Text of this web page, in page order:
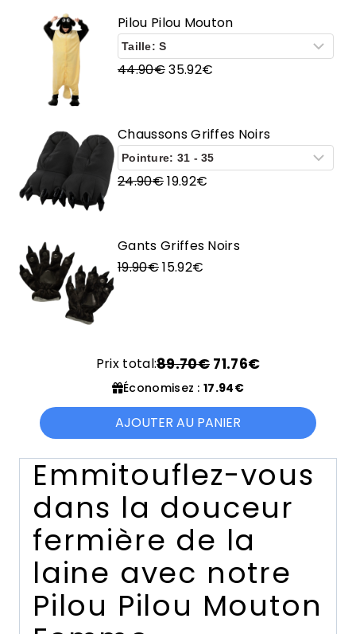
Pilou Pilou Mouton
44.90€Le
était :
44.90€.
35.92€
est :
35.92€.
Chaussons Griffes Noirs
24.90€Le
était :
24.90€.
19.92€
est :
Gants Griffes Noirs
19.90€Le
15.92€
Prix total:89.70€ 71.76€
Économisez :17.94€
AJOUTER AU PANIER
Emmitouflez-vous
dans la douceur
fermière de la
laine avec notre
Pilou Pilou Mouton